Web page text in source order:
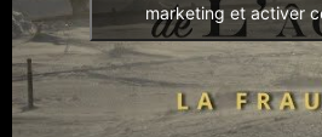
marketing et activer